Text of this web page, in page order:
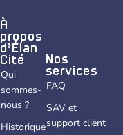
À
propos
d’Élan
Cité
Qui
sommes-
nous ?
Historique
Nos
services
FAQ
SAV et
support client